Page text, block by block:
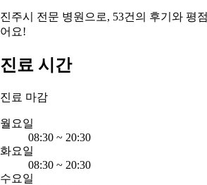
진주시 전문 병원으로, 53건의 후기와 평
어요!
진료 시간
진료 마감
월요일
08:30 ~ 20:30
화요일
08:30 ~ 20:30
수요일